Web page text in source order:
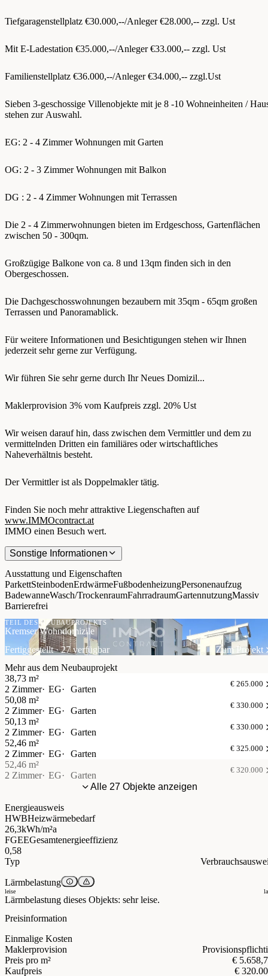
Tiefgaragenstellplatz €30.000,--/Anleger €28.000,-- zzgl. Ust
Mit E-Ladestation €35.000,--/Anleger €33.000,-- zzgl. Ust
Familienstellplatz €36.000,--/Anleger €34.000,-- zzgl.Ust
Sieben 3-geschossige Villenobjekte mit je 8 -10 Wohneinheiten /
stehen zur Auswahl.
EG: 2 - 4 Zimmer Wohnungen mit Garten
OG: 2 - 3 Zimmer Wohnungen mit Balkon
DG : 2 - 4 Zimmer Wohnungen mit Terrassen
Die 2 - 4 Zimmerwohnungen bieten im Erdgeschoss, Gartenflächen
zwischen 50 - 300qm.
Großzügige Balkone von ca. 8 und 13qm finden sich in den
Obergeschossen.
Die Dachgeschosswohnungen bezaubern mit 35qm - 65qm großen
Terrassen und Panoramablick.
Für weitere Informationen und Besichtigungen stehen wir Ihnen
jederzeit sehr gerne zur Verfügung.
Wir führen Sie sehr gerne durch Ihr Neues Domizil...
Maklerprovision 3% vom Kaufpreis zzgl. 20% Ust
Wir weisen darauf hin, dass zwischen dem Vermittler und dem zu
vermittelnden Dritten ein familiäres oder wirtschaftliches
Naheverhältnis besteht.
Der Vermittler ist als Doppelmakler tätig.
Finden Sie noch mehr attraktive Liegenschaften auf
www.IMMOcontract.at
IMMO einen Besuch wert.
Sonstige Informationen
Ausstattung und Eigenschaften
ParkettSteinbodenErdwärmeFußbodenheizungPersonenaufzug
BadewanneWasch/TrockenraumFahrradraumGartennutzungMassiv
Barrierefrei
TEIL DES NEUBAUPROJEKTS
Kremser Wohndomizile
Fertiggestellt · 27 verfügbar
Zum Projekt
Mehr aus dem Neubauprojekt
38,73 m²
2 Zimmer
EG Garten
€ 265.000
50,08 m²
2 Zimmer
EG Garten
€ 330.000
50,13 m²
2 Zimmer
EG Garten
€ 330.000
52,46 m²
2 Zimmer
EG Garten
€ 325.000
52,46 m²
2 Zimmer
EG Garten
€ 320.000
Alle 27 Objekte anzeigen
Energieausweis
HWBHeizwärmebedarf
26,3kWh/m²a
FGEEGesamtenergieeffizienz
0,58
Typ
Lärmbelastung
leise
Lärmbelastung dieses Objekts: sehr leise.
Preisinformation
Einmalige Kosten
Maklerprovision
Preis pro m²
€
Kaufpreis
€